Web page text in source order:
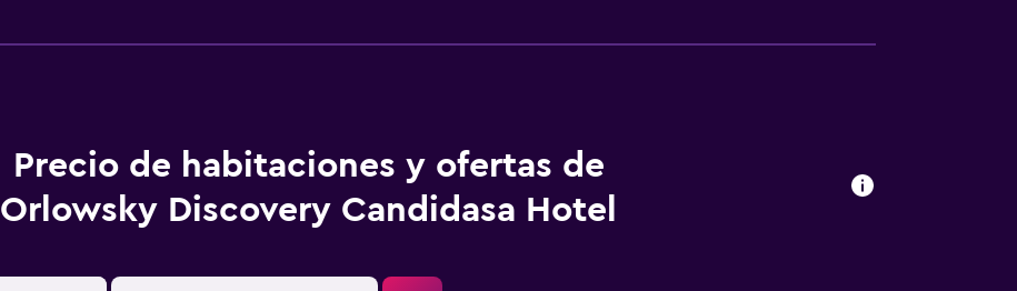
Precio de habitaciones y ofertas de
Orlowsky Discovery Candidasa Hotel